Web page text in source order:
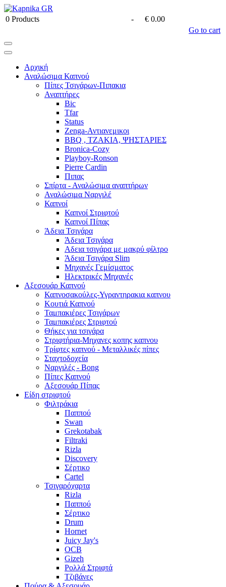
0 Products -
€ 0.00
Go to cart
Αρχική
Αναλώσιμα Καπνού
Πίπες Τσιγάρων-Πιπακια
Αναπτήρες
Bic
Tfar
Status
Zenga-Αντιανεμικοι
BBQ , ΤΖΑΚΙΑ, ΨΗΣΤΑΡΙΕΣ
Bronica-Cozy
Playboy-Ronson
Pierre Cardin
Πιπας
Σπίρτα - Αναλώσιμα αναπτήρων
Αναλώσιμα Ναργιλέ
Καπνοί
Καπνοί Στριφτού
Καπνοί Πίπας
Άδεια Τσιγάρα
Άδεια Τσιγάρα
Αδεια τσιγάρα με μακρύ φίλτρο
Άδεια Τσιγάρα Slim
Μηχανές Γεμίσματος
Ηλεκτρικές Μηχανές
Αξεσουάρ Καπνού
Καπνοσακούλες-Υγραντηρακια καπνου
Κουτιά Καπνού
Ταμπακιέρες Τσιγάρων
Ταμπακιέρες Στριφτού
Θήκες για τσιγάρα
Στριφτήρια-Μηχανες κοπης καπνου
Τρίφτες καπνού - Μεταλλικές πίπες
Σταχτοδοχεία
Ναργιλές - Bong
Πίπες Καπνού
Αξεσουάρ Πίπας
Είδη στριφτού
Φιλτράκια
Παππού
Swan
Grekotabak
Filtraki
Rizla
Discovery
Σέρτικο
Cartel
Τσιγαρόχαρτα
Rizla
Παππού
Σέρτικο
Drum
Hornet
Juicy Jay's
OCB
Gizeh
Ρολλά Στριφτά
Τζιβάνες